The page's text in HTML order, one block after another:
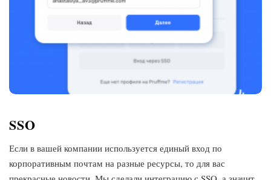
SSO
Если в вашей компании используется единый вход по
корпоративным почтам на разные ресурсы, то для вас